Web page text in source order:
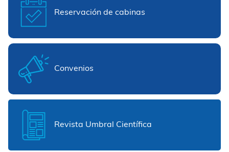
Reservación de cabinas
Convenios
Revista Umbral Científica